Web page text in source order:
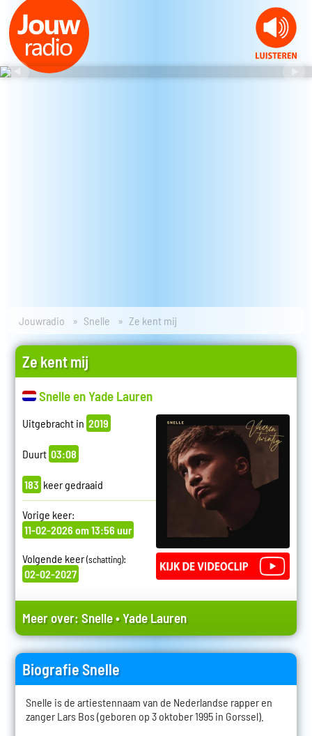
Jouwradio Snelle Ze kent mij
Ze kent mij
Snelle en Yade Lauren
Uitgebracht in 2019
Duurt 03:08
183 keer gedraaid
Vorige keer:
11-02-2026 om 13:56 uur
Volgende keer(schatting):
02-02-2027
Meer over:Snelle•Yade Lauren
Biografie Snelle
Snelle is de artiestennaam van de Nederlandse rapper en
zanger Lars Bos (geboren op 3 oktober 1995 in Gorssel).